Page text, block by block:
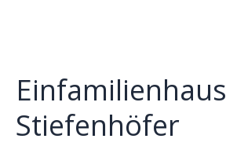
Einfamilienhaus
Stiefenhöfer